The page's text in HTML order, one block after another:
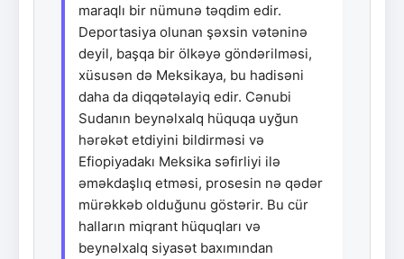
maraqlı bir nümunə təqdim edir.
Deportasiya olunan şəxsin vətəninə
deyil, başqa bir ölkəyə göndərilməsi,
xüsusən də Meksikaya, bu hadisəni
daha da diqqətəlayiq edir. Cənubi
Sudanın beynəlxalq hüquqa uyğun
hərəkət etdiyini bildirməsi və
Efiopiyadakı Meksika səfirliyi ilə
əməkdaşlıq etməsi, prosesin nə qədər
mürəkkəb olduğunu göstərir. Bu cür
halların miqrant hüquqları və
beynəlxalq siyasət baxımından